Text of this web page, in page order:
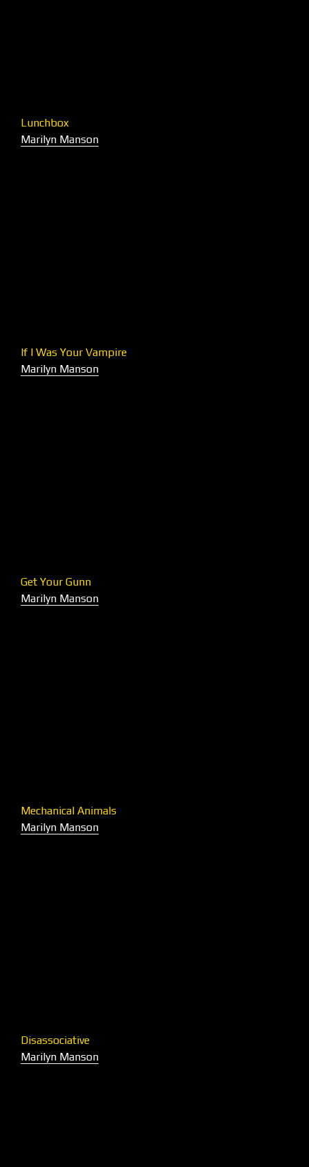
Lunchbox
Marilyn Manson
If I Was Your Vampire
Marilyn Manson
Get Your Gunn
Marilyn Manson
Mechanical Animals
Marilyn Manson
Disassociative
Marilyn Manson